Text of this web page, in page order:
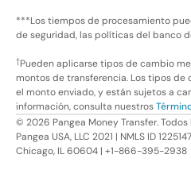
***Los tiempos de procesamiento
de seguridad, las políticas del banco
†Pueden aplicarse tipos de cambio
montos de transferencia. Los tipos de
el monto enviado, y están sujetos a
información, consulta nuestros
© 2026 Pangea Money Transfer.
Pangea USA, LLC 2021 | NMLS ID
Chicago, IL 60604 | +1-866-395-2938